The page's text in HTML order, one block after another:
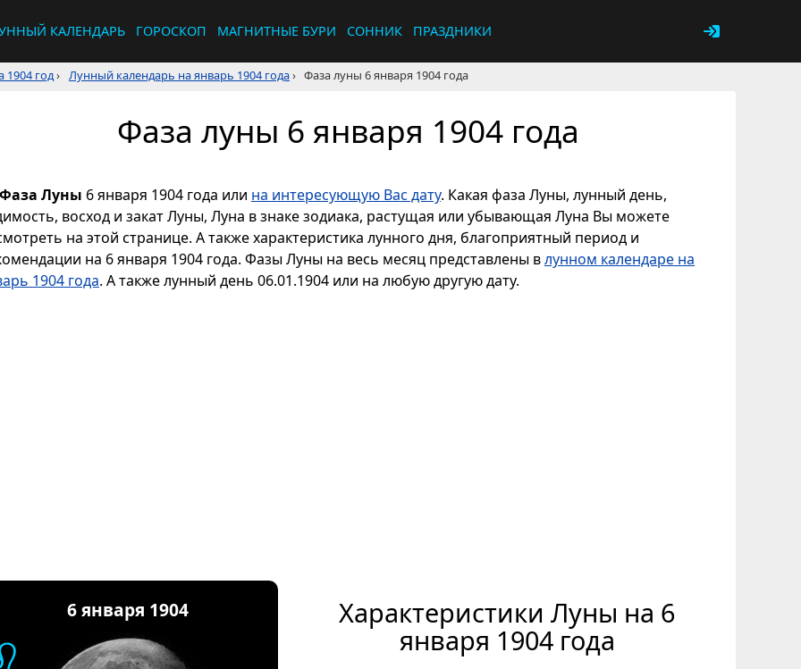
КАЛЕНДАРЬ ГОРОСКОП МАГНИТНЫЕ БУРИ СОННИК ПРАЗДНИКИ
1904 год› Лунный календарь на январь 1904 года› Фаза луны 6 января 1904 года
Фаза луны 6 января 1904 года
Фаза Луны 6 января 1904 года или на интересующую Вас дату. Какая фаза Луны, лунный день,
восход и закат Луны, Луна в знаке зодиака, растущая или убывающая Луна Вы можете
на этой странице. А также характеристика лунного дня, благоприятный период и
на 6 января 1904 года. Фазы Луны на весь месяц представлены влунном календаре на
1904 года. А также лунный день 06.01.1904 или на любую другую дату.
6 января 1904 Характеристики Луны на 6
января 1904 года